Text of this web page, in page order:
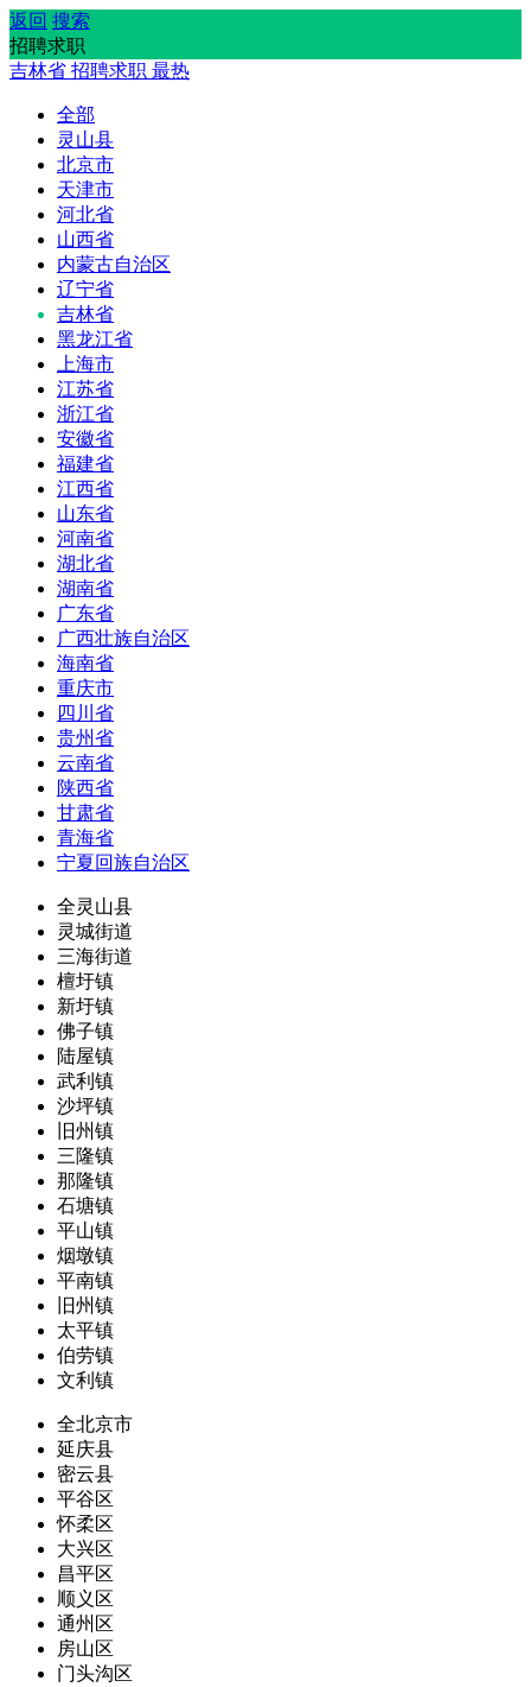
返回 搜索
招聘求职
吉林省 招聘求职 最热
全部
灵山县
北京市
天津市
河北省
山西省
内蒙古自治区
辽宁省
吉林省
黑龙江省
上海市
江苏省
浙江省
安徽省
福建省
江西省
山东省
河南省
湖北省
湖南省
广东省
广西壮族自治区
海南省
重庆市
四川省
贵州省
云南省
陕西省
甘肃省
青海省
宁夏回族自治区
全灵山县
灵城街道
三海街道
檀圩镇
新圩镇
佛子镇
陆屋镇
武利镇
沙坪镇
旧州镇
三隆镇
那隆镇
石塘镇
平山镇
烟墩镇
平南镇
旧州镇
太平镇
伯劳镇
文利镇
全北京市
延庆县
密云县
平谷区
怀柔区
大兴区
昌平区
顺义区
通州区
房山区
门头沟区